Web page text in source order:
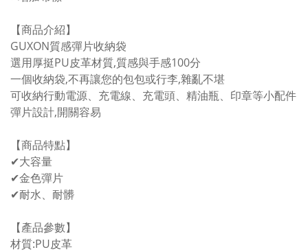
【商品介紹】
GUXON質感彈片收納袋
選用厚挺PU皮革材質,質感與手感100分
一個收納袋,不再讓您的包包或行李,雜亂不堪
可收納行動電源、充電線、充電頭、精油瓶、印章等小配件
彈片設計,開關容易
【商品特點】
✔大容量
✔金色彈片
✔耐水、耐髒
【產品參數】
材質:PU皮革